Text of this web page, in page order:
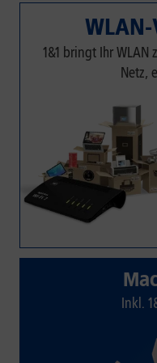
1&1 bringt Ihr WLAN
Netz,
Inkl.